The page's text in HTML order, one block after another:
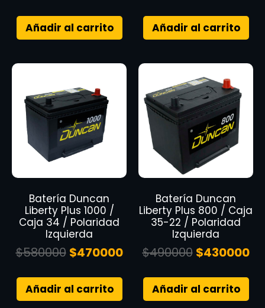
Añadir al carrito Añadir al carrito
Batería Duncan
Liberty Plus 1000 /
Caja 34 / Polaridad
Izquierda
$580000 $470000
Añadir al carrito
Batería Duncan
Liberty Plus 800 / Caja
35-22 / Polaridad
Izquierda
$490000 $430000
Añadir al carrito